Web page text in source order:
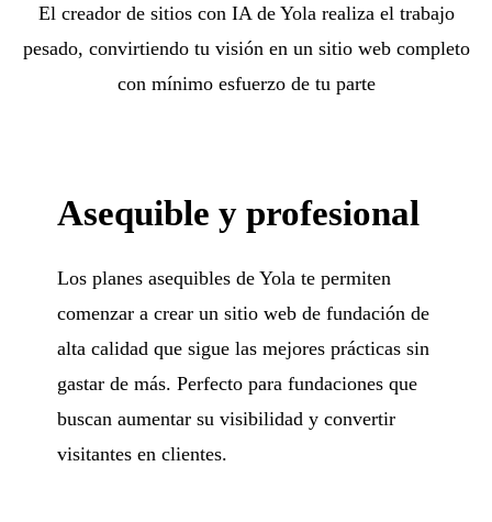
El creador de sitios con IA de Yola realiza el trabajo
pesado, convirtiendo tu visión en un sitio web completo
con mínimo esfuerzo de tu parte
Asequible y profesional
Los planes asequibles de Yola te permiten
comenzar a crear un sitio web de fundación de
alta calidad que sigue las mejores prácticas sin
gastar de más. Perfecto para fundaciones que
buscan aumentar su visibilidad y convertir
visitantes en clientes.